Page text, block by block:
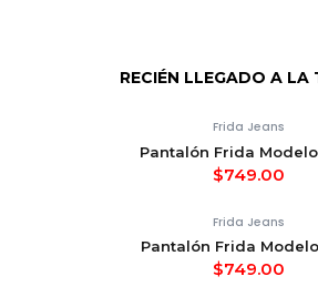
RECIÉN LLEGADO A LA
Frida Jeans
Pantalón Frida Modelo
$749.00
Frida Jeans
Pantalón Frida Modelo
$749.00